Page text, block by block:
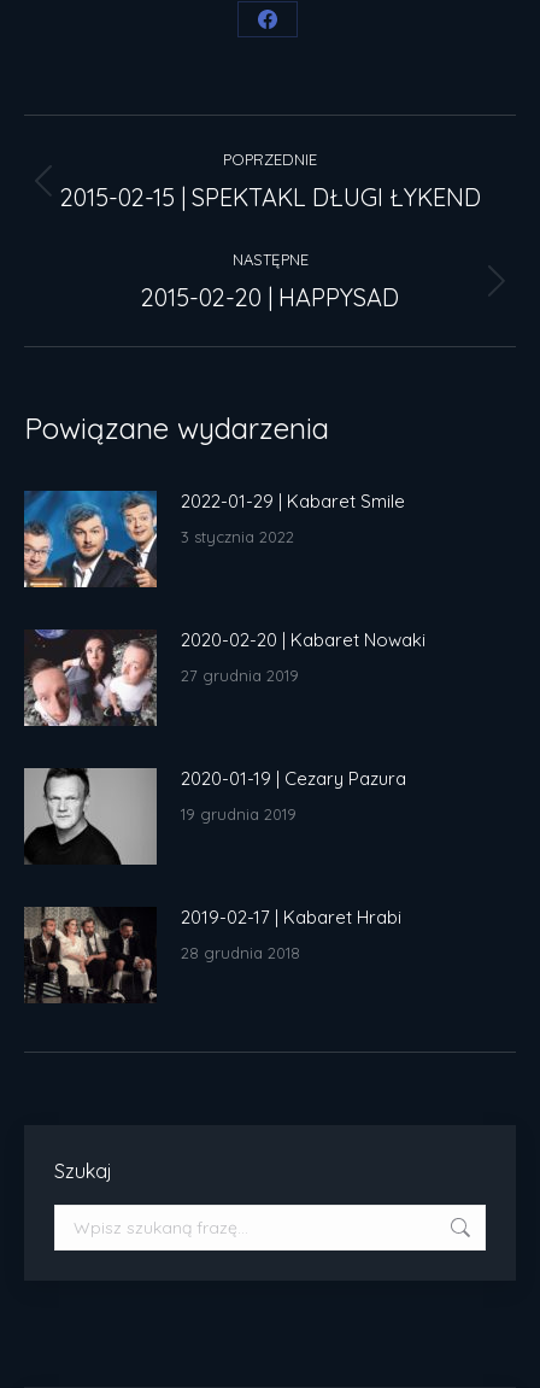
Share
Facebook
Nawigacja
wpisów
POPRZEDNIE
Poprzedni
2015-02-15 | SPEKTAKL DŁUGI ŁYKEND
NASTĘPNE
Następny
2015-02-20 | HAPPYSAD
Powiązane wydarzenia
2022-01-29 | Kabaret Smile
3 stycznia 2022
2020-02-20 | Kabaret Nowaki
27 grudnia 2019
2020-01-19 | Cezary Pazura
19 grudnia 2019
2019-02-17 | Kabaret Hrabi
28 grudnia 2018
Szukaj
Szukaj: